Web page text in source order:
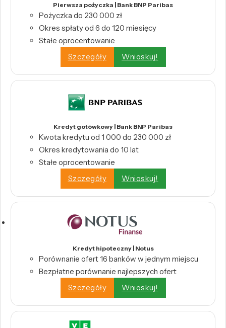
Pierwsza pożyczka | Bank BNP Paribas
Pożyczka do 230 000 zł
Okres spłaty od 6 do 120 miesięcy
Stałe oprocentowanie
Szczegóły
Wnioskuj!
Kredyt gotówkowy | Bank BNP Paribas
Kwota kredytu od 1 000 do 230 000 zł
Okres kredytowania do 10 lat
Stałe oprocentowanie
Szczegóły
Wnioskuj!
Kredyt hipoteczny | Notus
Porównanie ofert 16 banków w jednym miejscu
Bezpłatne porównanie najlepszych ofert
Szczegóły
Wnioskuj!